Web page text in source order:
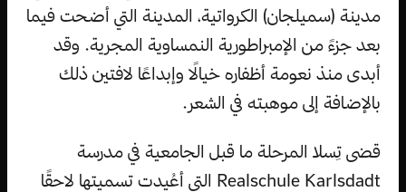
مدينة (سميلجان) الكرواتية، المدينة التي أضحت فيما
بعد جزءً من الإمبراطورية النمساوية المجرية. وقد
أبدى منذ نعومة أظفاره خيالًا وإبداعًا لافتين ذلك
بالإضافة إلى موهبته في الشعر.
قضى تِسلا المرحلة ما قبل الجامعية في مدرسة
Realschule Karlsdadt التي أعُيدت تسميتها لاحقًا